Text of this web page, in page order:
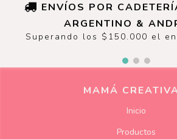
ENVÍOS POR
ARGENTINO &
Superando los $150.000 el
MAMÁ
Inicio
Productos